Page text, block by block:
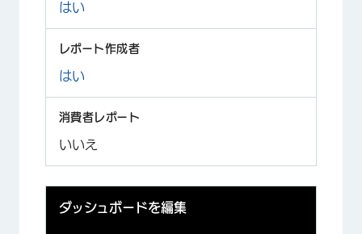
はい
はい
いいえ
ダッシュボードを編集